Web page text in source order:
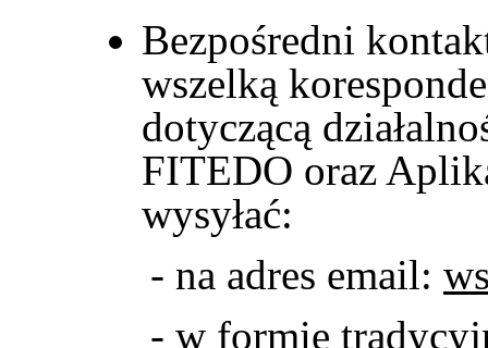
Bezpośredni
wszelką
dotyczącą
FITEDO oraz
wysyłać:
- na adres email:
- w formie